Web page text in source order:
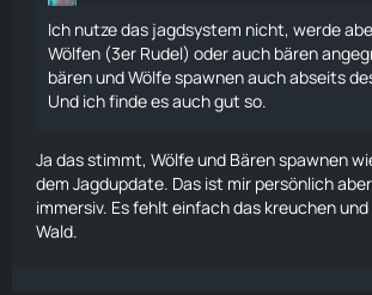
Ich nutze das jagdsystem nicht, werde
Wölfen (3er Rudel) oder auch bären
bären und Wölfe spawnen auch abseits
Und ich finde es auch gut so.
Ja das stimmt, Wölfe und Bären spawnen
dem Jagdupdate. Das ist mir persönlich
immersiv. Es fehlt einfach das kreuchen
Wald.